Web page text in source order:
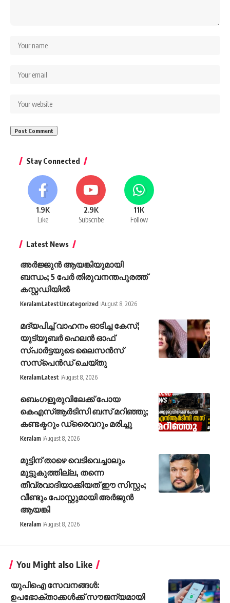
Stay Connected
1.9K
Like
2.9K
Subscribe
11K
Follow
Latest News
അർജ്ജുൻ ആയങ്കിയുമായി
ബന്ധം; 5 പേർ തിരുവനന്തപുരത്ത്
കസ്റ്റഡിയിൽ
KeralamLatestUncategorized August 8, 2026
മദ്യപിച്ച് വാഹനം ഓടിച്ച കേസ്;
യുട്യൂബര്‍ ഹെലന്‍ ഓഫ്
സ്പാര്‍ട്ടയുടെ ലൈസന്‍സ്
സസ്പെന്‍ഡ് ചെയ്തു
KeralamLatest August 8, 2026
ബെംഗളൂരുവിലേക്ക് പോയ
കെഎസ്ആർ‍ടിസി ബസ് മറിഞ്ഞു;
കണ്ടക്ടറും ഡ്രൈവറും മരിച്ചു
Keralam August 8, 2026
മുട്ടിന് താഴെ വെടിവെച്ചാലും
മുട്ടുകുത്തില്ല, തന്നെ
തീവ്രവാദിയാക്കിയത് ഈ സിസ്റ്റം;
വീണ്ടും പോസ്റ്റുമായി അർജുൻ
ആയങ്കി
Keralam August 8, 2026
You Might also Like
യുപിഐ സേവനങ്ങൾ:
ഉപഭോക്താക്കൾക്ക് സൗജന്യമായി